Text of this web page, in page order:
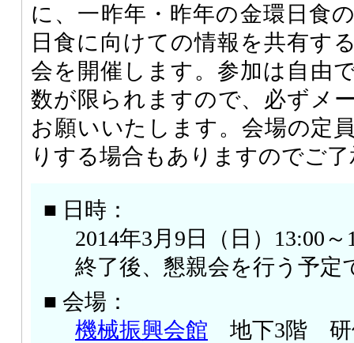
に、一昨年・昨年の金環日食
日食に向けての情報を共有す
会を開催します。参加は自由
数が限られますので、必ずメ
お願いいたします。会場の定
りする場合もありますのでご
■ 日時：
2014年3月9日（日）13:00
終了後、懇親会を行う予定
■ 会場：
機械振興会館 地下3階 研